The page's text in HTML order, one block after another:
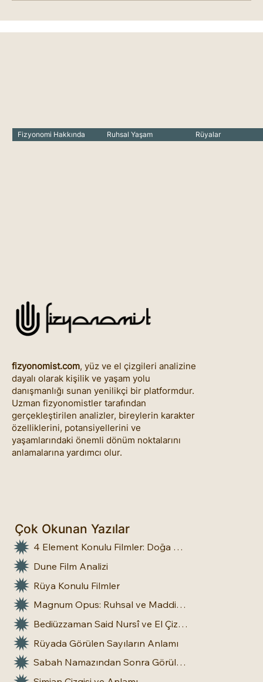
Fizyonomi Hakkında Ruhsal Yaşam Rüyalar
fizyonomist.com, yüz ve el çizgileri analizine
dayalı olarak kişilik ve yaşam yolu
danışmanlığı sunan yenilikçi bir platformdur.
Uzman fizyonomistler tarafından
gerçekleştirilen analizler, bireylerin karakter
özelliklerini, potansiyellerini ve
yaşamlarındaki önemli dönüm noktalarını
anlamalarına yardımcı olur.
Çok Okunan Yazılar
4 Element Konulu Filmler: Doğa Üstü Güçler
Dune Film Analizi
Rüya Konulu Filmler
Magnum Opus: Ruhsal ve Maddi Dönüşümün Büyük Eseri
Bediüzzaman Said Nursî ve El Çizgileri: İnsan Doğasına Dair Bir Bakış
Rüyada Görülen Sayıların Anlamı
Sabah Namazından Sonra Görülen Rüya Gerçek Olur mu?